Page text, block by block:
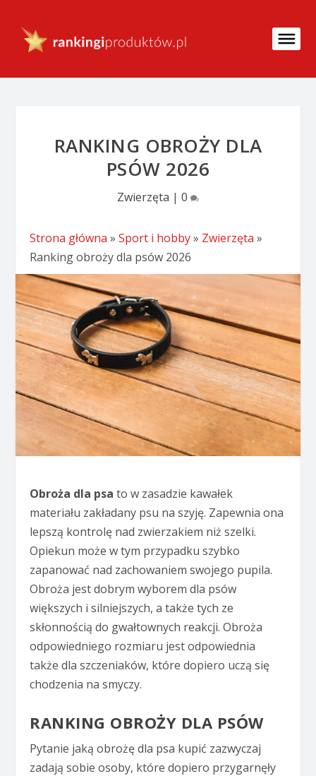
RANKING OBROŻY DLA
PSÓW 2026
Zwierzęta | 0
Strona główna »Sport i hobby» Zwierzęta »
Ranking obroży dla psów 2026
Obroża dla psa to w zasadzie kawałek
materiału zakładany psu na szyję. Zapewnia ona
lepszą kontrolę nad zwierzakiem niż szelki.
Opiekun może w tym przypadku szybko
zapanować nad zachowaniem swojego pupila.
Obroża jest dobrym wyborem dla psów
większych i silniejszych, a także tych ze
skłonnością do gwałtownych reakcji. Obroża
odpowiedniego rozmiaru jest odpowiednia
także dla szczeniaków, które dopiero uczą się
chodzenia na smyczy.
RANKING OBROŻY DLA PSÓW
Pytanie jaką obrożę dla psa kupić zazwyczaj
zadają sobie osoby, które dopiero przygarnęły